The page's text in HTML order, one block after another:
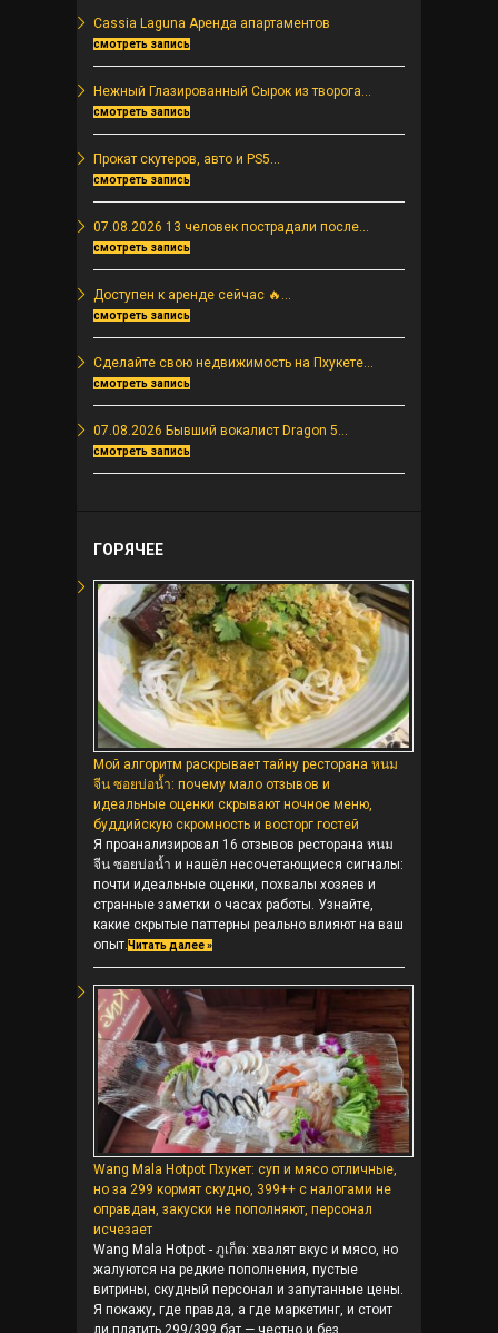
Cassia Laguna Аренда апартаментов
смотреть запись
Нежный Глазированный Сырок из творога...
смотреть запись
Прокат скутеров, авто и PS5...
смотреть запись
07.08.2026 13 человек пострадали после...
смотреть запись
Доступен к аренде сейчас 🔥...
смотреть запись
Сделайте свою недвижимость на Пхукете...
смотреть запись
07.08.2026 Бывший вокалист Dragon 5...
смотреть запись
ГОРЯЧЕЕ
Мой алгоритм раскрывает тайну ресторана หนม
จีน ซอยบ่อน้ำ: почему мало отзывов и
идеальные оценки скрывают ночное меню,
буддийскую скромность и восторг гостей
Я проанализировал 16 отзывов ресторана หนม
จีน ซอยบ่อน้ำ и нашёл несочетающиеся сигналы:
почти идеальные оценки, похвалы хозяев и
странные заметки о часах работы. Узнайте,
какие скрытые паттерны реально влияют на ваш
опыт.Читать далее »
Wang Mala Hotpot Пхукет: суп и мясо отличные,
но за 299 кормят скудно, 399++ с налогами не
оправдан, закуски не пополняют, персонал
исчезает
Wang Mala Hotpot - ภูเก็ต: хвалят вкус и мясо, но
жалуются на редкие пополнения, пустые
витрины, скудный персонал и запутанные цены.
Я покажу, где правда, а где маркетинг, и стоит
ли платить 299/399 бат — честно и без